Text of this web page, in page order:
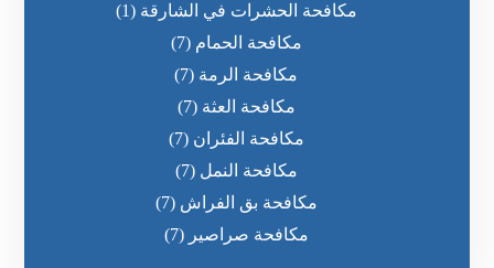
مكافحة الحشرات في الشارقة (1)
مكافحة الحمام (7)
مكافحة الرمة (7)
مكافحة العثة (7)
مكافحة الفئران (7)
مكافحة النمل (7)
مكافحة بق الفراش (7)
مكافحة صراصير (7)